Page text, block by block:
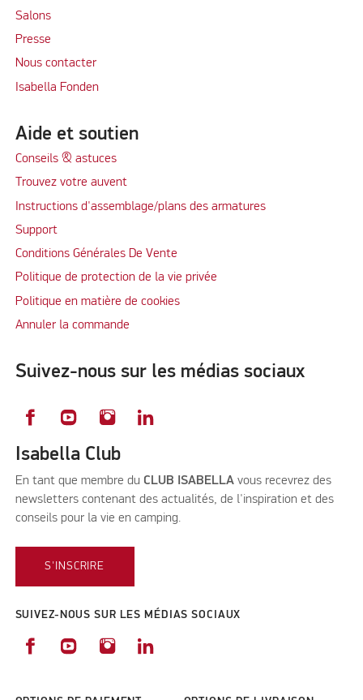
Salons
Presse
Nous contacter
Isabella Fonden
Aide et soutien
Conseils & astuces
Trouvez votre auvent
Instructions d'assemblage/plans des armatures
Support
Conditions Générales De Vente
Politique de protection de la vie privée
Politique en matière de cookies
Annuler la commande
Suivez-nous sur les médias sociaux
Isabella Club
En tant que membre du CLUB ISABELLA vous recevrez des
newsletters contenant des actualités, de l'inspiration et des
conseils pour la vie en camping.
S'INSCRIRE
SUIVEZ-NOUS SUR LES MÉDIAS SOCIAUX